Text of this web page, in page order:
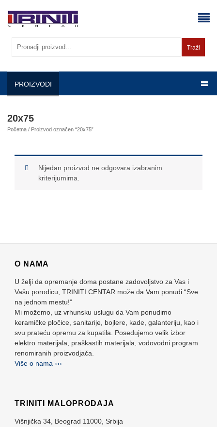
content
Traži
PROIZVODI
20x75
Početna / Proizvod označen “20x75”
Nijedan proizvod ne odgovara izabranim
kriterijumima.
O NAMA
U želji da opremanje doma postane zadovoljstvo za Vas i
Vašu porodicu, TRINITI CENTAR može da Vam ponudi “Sve
na jednom mestu!”
Mi možemo, uz vrhunsku uslugu da Vam ponudimo
keramičke pločice, sanitarije, bojlere, kade, galanteriju, kao i
svu prateću opremu za kupatila. Posedujemo velik izbor
elektro materijala, praškastih materijala, vodovodni program
renomiranih proizvodjača.
Više o nama ›››
TRINITI MALOPRODAJA
Višnjička 34, Beograd 11000, Srbija